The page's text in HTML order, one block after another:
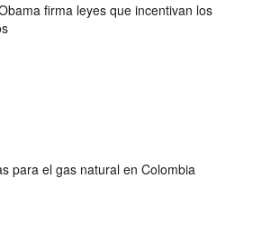
firma leyes que incentivan los
para el gas natural en Colombia